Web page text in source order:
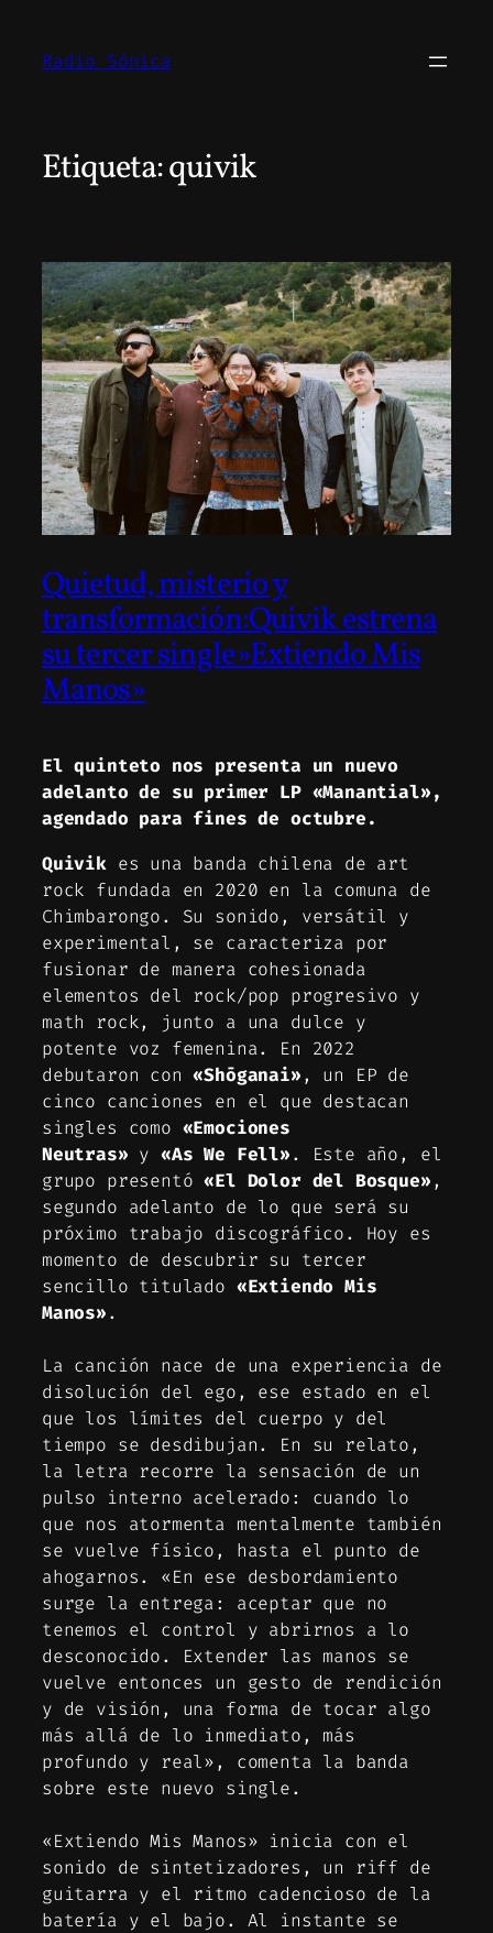
contenido
Radio Sónica
Etiqueta:quivik
Quietud, misterio y
transformación:Quivik estrena
su tercer single»Extiendo Mis
Manos»
El quinteto nos presenta un nuevo
adelanto de su primer LP «Manantial»,
agendado para fines de octubre.
Quivikes una banda chilena de art
rock fundada en 2020 en la comuna de
Chimbarongo. Su sonido, versátil y
experimental, se caracteriza por
fusionar de manera cohesionada
elementos del rock/pop progresivo y
math rock, junto a una dulce y
potente voz femenina. En 2022
debutaron con«Shōganai», un EP de
cinco canciones en el que destacan
singles como «Emociones
Neutras» y«As We Fell». Este año, el
grupo presentó«El Dolor del Bosque»,
segundo adelanto de lo que será su
próximo trabajo discográfico. Hoy es
momento de descubrir su tercer
sencillo titulado «Extiendo Mis
Manos».
La canción nace de una experiencia de
disolución del ego, ese estado en el
que los límites del cuerpo y del
tiempo se desdibujan. En su relato,
la letra recorre la sensación de un
pulso interno acelerado: cuando lo
que nos atormenta mentalmente también
se vuelve físico, hasta el punto de
ahogarnos. «En ese desbordamiento
surge la entrega: aceptar que no
tenemos el control y abrirnos a lo
desconocido. Extender las manos se
vuelve entonces un gesto de rendición
y de visión, una forma de tocar algo
más allá de lo inmediato, más
profundo y real», comenta la banda
sobre este nuevo single.
«Extiendo Mis Manos» inicia con el
sonido de sintetizadores, un riff de
guitarra y el ritmo cadencioso de la
batería y el bajo. Al instante se